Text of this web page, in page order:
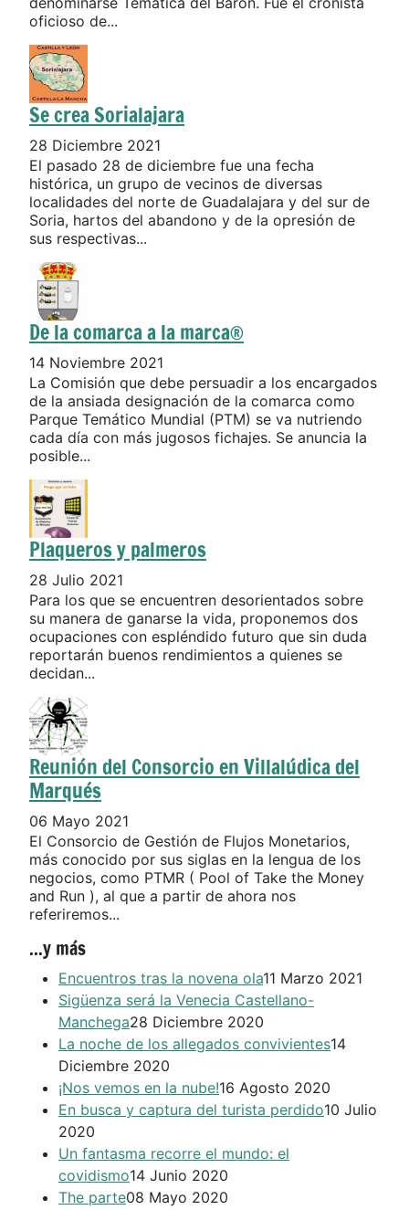
oficioso de...
Se crea Sorialajara
28 Diciembre 2021
El pasado 28 de diciembre fue una fecha
histórica, un grupo de vecinos de diversas
localidades del norte de Guadalajara y del sur de
Soria, hartos del abandono y de la opresión de
sus respectivas...
De la comarca a la marca®
14 Noviembre 2021
La Comisión que debe persuadir a los encargados
de la ansiada designación de la comarca como
Parque Temático Mundial (PTM) se va nutriendo
cada día con más jugosos fichajes. Se anuncia la
posible...
Plaqueros y palmeros
28 Julio 2021
Para los que se encuentren desorientados sobre
su manera de ganarse la vida, proponemos dos
ocupaciones con espléndido futuro que sin duda
reportarán buenos rendimientos a quienes se
decidan...
Reunión del Consorcio en Villalúdica del
Marqués
06 Mayo 2021
El Consorcio de Gestión de Flujos Monetarios,
más conocido por sus siglas en la lengua de los
negocios, como PTMR ( Pool of Take the Money
and Run ), al que a partir de ahora nos
referiremos...
...y más
Encuentros tras la novena ola11 Marzo 2021
Sigüenza será la Venecia Castellano-
Manchega28 Diciembre 2020
La noche de los allegados convivientes14
Diciembre 2020
¡Nos vemos en la nube!16 Agosto 2020
En busca y captura del turista perdido10 Julio
2020
Un fantasma recorre el mundo: el
covidismo14 Junio 2020
The parte08 Mayo 2020